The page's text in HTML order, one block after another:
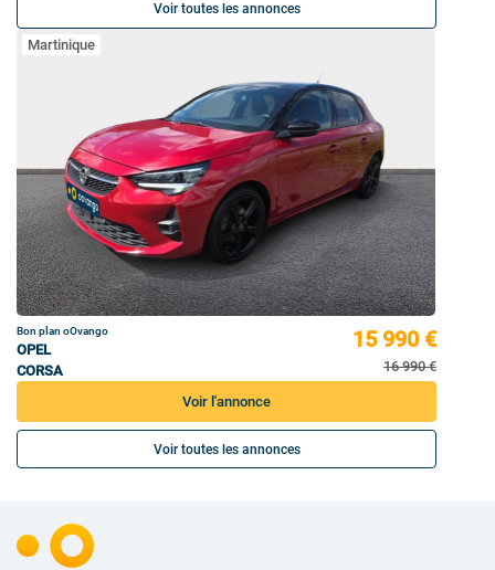
Voir toutes les annonces
Martinique
Bon plan oOvango
OPEL
CORSA
15 990 €
16 990 €
Voir l'annonce
Voir toutes les annonces